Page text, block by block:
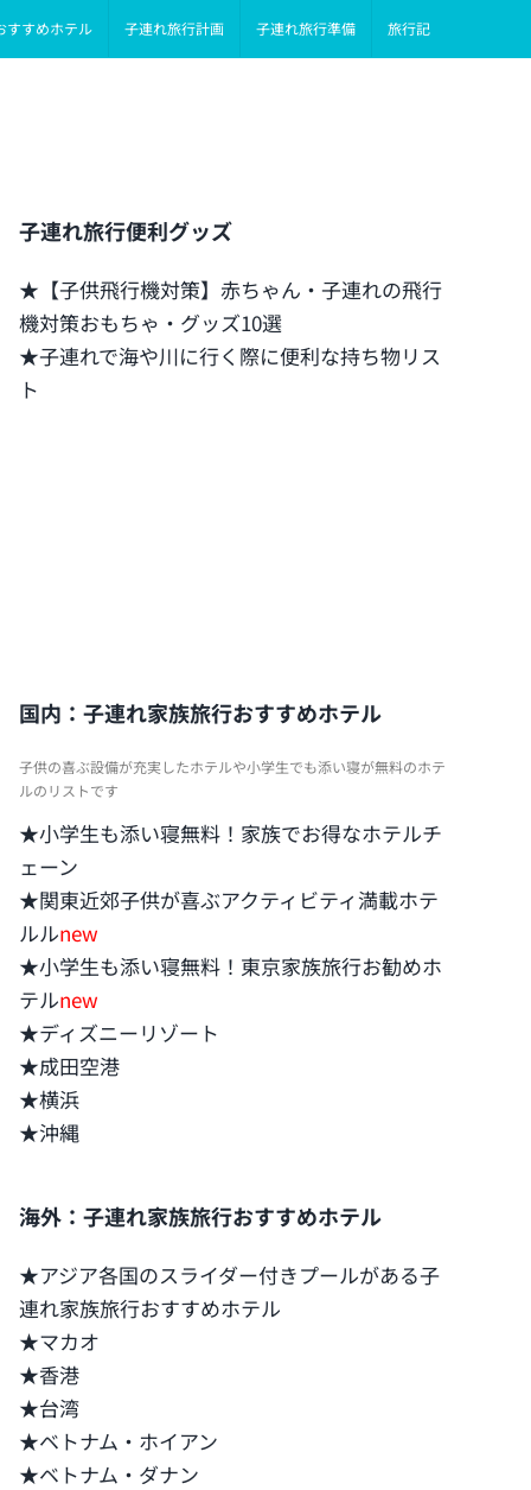
すすめホテル 子連れ旅行計画 子連れ旅行準備 旅行記
子連れ旅行便利グッズ
★【子供飛行機対策】赤ちゃん・子連れの飛行
機対策おもちゃ・グッズ10選
★子連れで海や川に行く際に便利な持ち物リス
ト
国内：子連れ家族旅行おすすめホテル
子供の喜ぶ設備が充実したホテルや小学生でも添い寝が無料のホテ
ルのリストです
★小学生も添い寝無料！家族でお得なホテルチ
ェーン
★関東近郊子供が喜ぶアクティビティ満載ホテ
ルルnew
★小学生も添い寝無料！東京家族旅行お勧めホ
テルnew
★ディズニーリゾート
★成田空港
★横浜
★沖縄
海外：子連れ家族旅行おすすめホテル
★アジア各国のスライダー付きプールがある子
連れ家族旅行おすすめホテル
★マカオ
★香港
★台湾
★ベトナム・ホイアン
★ベトナム・ダナン